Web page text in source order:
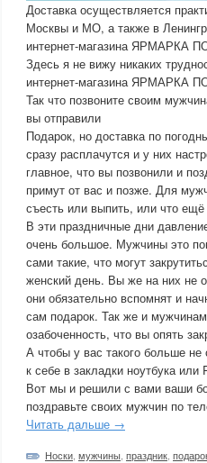
Доставка осуществляется
Москвы и МО, а также в
интернет-магазина ЯРМАРКА
Здесь я не вижу никаких
интернет-магазина ЯРМАРКА
Так что позвоните своим
вы отправили
Подарок, но доставка по
сразу расплачутся и у них
главное, что вы позвонили и
примут от вас и позже. Для
съесть или выпить, или что
В эти праздничные дни
очень большое. Мужчины это
сами такие, что могут
женский день. Вы же на них не
они обязательно вспомнят и
сам подарок. Так же и
озабоченность, что вы опять
А чтобы у вас такого больше
к себе в закладки ноутбука
Вот мы и решили с вами ваши
поздравьте своих мужчин по
Читать дальше →
Носки мужчины праздник